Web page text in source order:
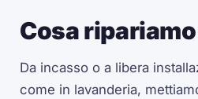
Cosa
Da incasso o a libera
come in lavanderia,